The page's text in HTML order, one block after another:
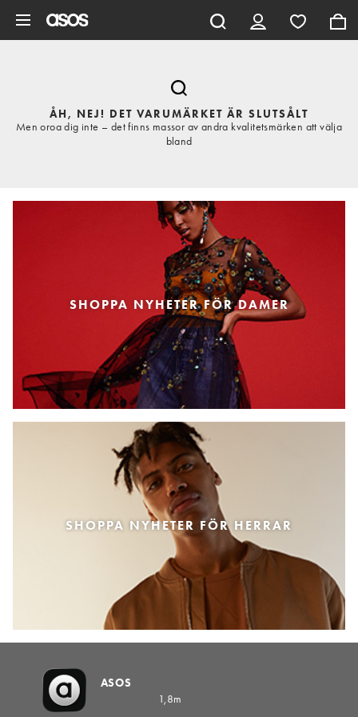
ÅH, NEJ! DET VARUMÄRKET ÄR SLUTSÅLT
Men oroa dig inte – det finns massor av andra kvalitetsmärken att välja
bland
SHOPPA NYHETER FÖR DAMER
SHOPPA NYHETER FÖR HERRAR
ASOS
1,8m